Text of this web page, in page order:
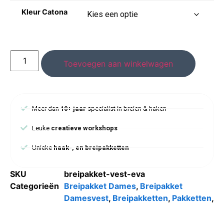
Kleur Catona
Toevoegen aan winkelwagen
Meer dan 10+ jaar specialist in breien & haken
Leuke creatieve workshops
Uniekehaak-, en breipakketten
SKU
breipakket-vest-eva
Categorieën Breipakket Dames, Breipakket
Damesvest, Breipakketten, Pakketten,